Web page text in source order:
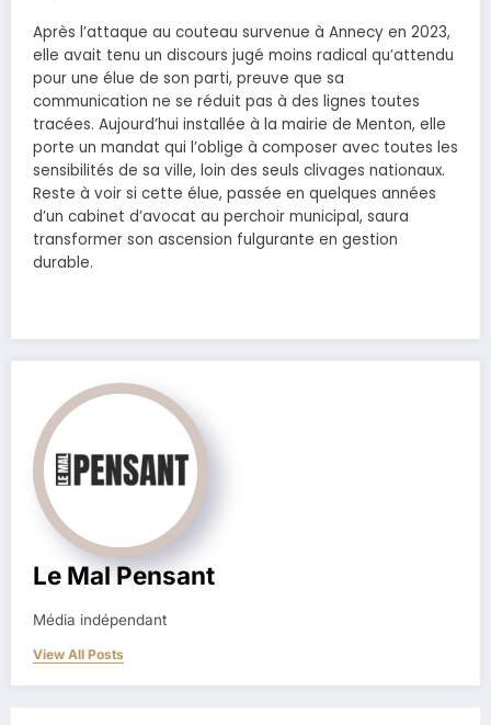
Après l’attaque au couteau survenue à Annecy en 2023,
elle avait tenu un discours jugé moins radical qu’attendu
pour une élue de son parti, preuve que sa
communication ne se réduit pas à des lignes toutes
tracées. Aujourd’hui installée à la mairie de Menton, elle
porte un mandat qui l’oblige à composer avec toutes les
sensibilités de sa ville, loin des seuls clivages nationaux.
Reste à voir si cette élue, passée en quelques années
d’un cabinet d’avocat au perchoir municipal, saura
transformer son ascension fulgurante en gestion
durable.
Le Mal Pensant
Média indépendant
View All Posts